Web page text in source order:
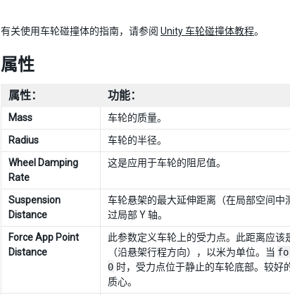
有关使用车轮碰撞体的指南，请参阅 Unity 车轮碰撞体教程。
属性
属性： 功能：
Mass
车轮的质量。
Radius
车轮的半径。
Wheel Damping
Rate
这是应用于车轮的阻尼值。
Suspension
Distance
车轮悬架的最大延伸距离（在局部空间中
过局部 Y 轴。
Force App Point
Distance
此参数定义车轮上的受力点。此距离应
（沿悬架行程方向），以米为单位。当
0 时，受力点位于静止的车轮底部。较好
质心。